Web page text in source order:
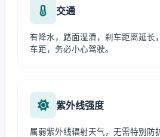
交通
有降水，路面湿滑，刹车距离延长
车距，务必小心驾驶。
紫外线强度
属弱紫外线辐射天气，无需特别防